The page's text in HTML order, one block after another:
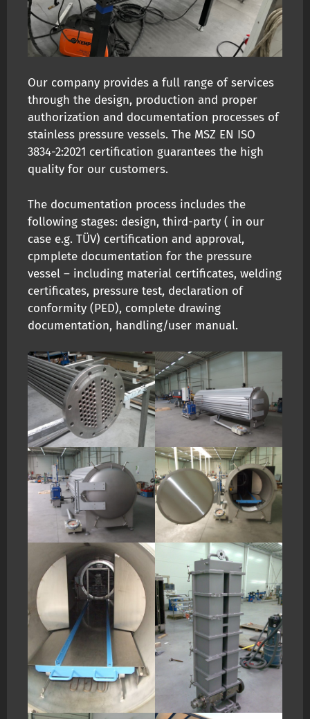
Our company provides a full range of services
through the design, production and proper
authorization and documentation processes of
stainless pressure vessels. The MSZ EN ISO
3834-2:2021 certification guarantees the high
quality for our customers.
The documentation process includes the
following stages: design, third-party ( in our
case e.g. TÜV) certification and approval,
cpmplete documentation for the pressure
vessel – including material certificates, welding
certificates, pressure test, declaration of
conformity (PED), complete drawing
documentation, handling/user manual.